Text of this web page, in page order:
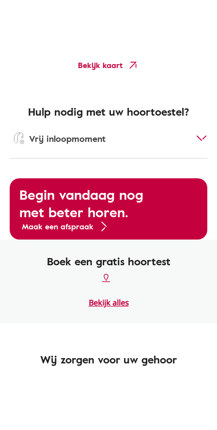
Bekijk kaart
Hulp nodig met uw hoortoestel?
Vrij inloopmoment
Begin vandaag nog
met beter horen.
Maak een afspraak
Boek een gratis hoortest
Bekijk alles
Wij zorgen voor uw gehoor